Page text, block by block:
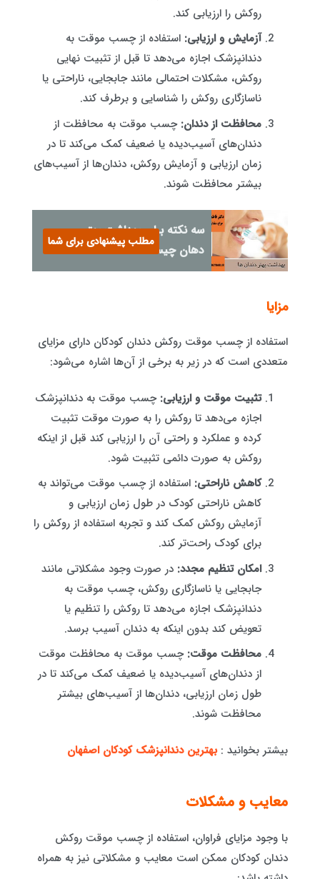
روکش را ارزیابی کند.
آزمایش و ارزیابی: استفاده از چسب موقت به
دندانپزشک اجازه می‌دهد تا قبل از تثبیت نهایی
روکش، مشکلات احتمالی مانند جابجایی، ناراحتی یا
ناسازگاری روکش را شناسایی و برطرف کند.
محافظت از دندان: چسب موقت به محافظت از
دندان‌های آسیب‌دیده یا ضعیف کمک می‌کند تا در
زمان ارزیابی و آزمایش روکش، دندان‌ها از آسیب‌های
بیشتر محافظت شوند.
سه نکته برای بهداشت بهتر
دهان چیست؟مطلب پیشنهادی برای شما
مزایا
استفاده از چسب موقت روکش دندان کودکان دارای مزایای
متعددی است که در زیر به برخی از آن‌ها اشاره می‌شود:
تثبیت موقت و ارزیابی: چسب موقت به دندانپزشک
اجازه می‌دهد تا روکش را به صورت موقت تثبیت
کرده و عملکرد و راحتی آن را ارزیابی کند قبل از اینکه
روکش به صورت دائمی تثبیت شود.
کاهش ناراحتی: استفاده از چسب موقت می‌تواند به
کاهش ناراحتی کودک در طول زمان ارزیابی و
آزمایش روکش کمک کند و تجربه استفاده از روکش را
برای کودک راحت‌تر کند.
امکان تنظیم مجدد: در صورت وجود مشکلاتی مانند
جابجایی یا ناسازگاری روکش، چسب موقت به
دندانپزشک اجازه می‌دهد تا روکش را تنظیم یا
تعویض کند بدون اینکه به دندان آسیب برسد.
محافظت موقت: چسب موقت به محافظت موقت
از دندان‌های آسیب‌دیده یا ضعیف کمک می‌کند تا در
طول زمان ارزیابی، دندان‌ها از آسیب‌های بیشتر
محافظت شوند.
بیشتر بخوانید : بهترین دندانپزشک کودکان اصفهان
معایب و مشکلات
با وجود مزایای فراوان، استفاده از چسب موقت روکش
دندان کودکان ممکن است معایب و مشکلاتی نیز به همراه